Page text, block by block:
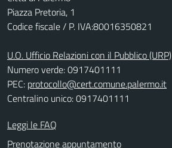
Piazza Pretoria, 1
Codice fiscale / P. IVA:80016350821
U.O. Ufficio Relazioni con il Pubblico (URP)
Numero verde: 0917401111
PEC: protocollo@cert.comune.palermo.it
Centralino unico: 0917401111
Leggi le FAQ
Prenotazione appuntamento